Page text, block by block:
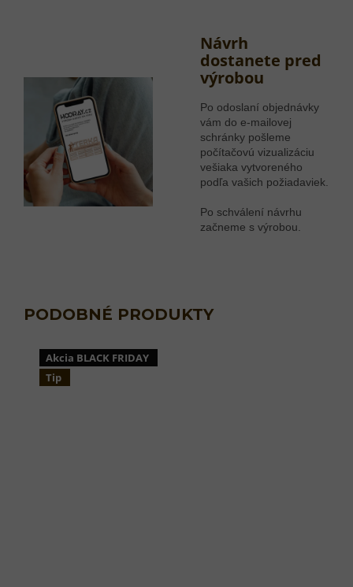
Návrh
dostanete pred
výrobou
Po odoslaní objednávky
vám do e-mailovej
schránky pošleme
počítačovú vizualizáciu
vešiaka vytvoreného
podľa vašich požiadaviek.
Po schválení návrhu
začneme s výrobou.
Akcia BLACK FRIDAY
Tip